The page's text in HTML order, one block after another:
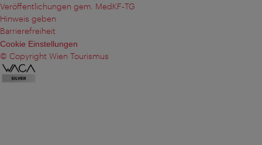
Veröffentlichungen gem. MedKF‑TG
Hinweis geben
Barrierefreiheit
Cookie Einstellungen
© Copyright Wien Tourismus